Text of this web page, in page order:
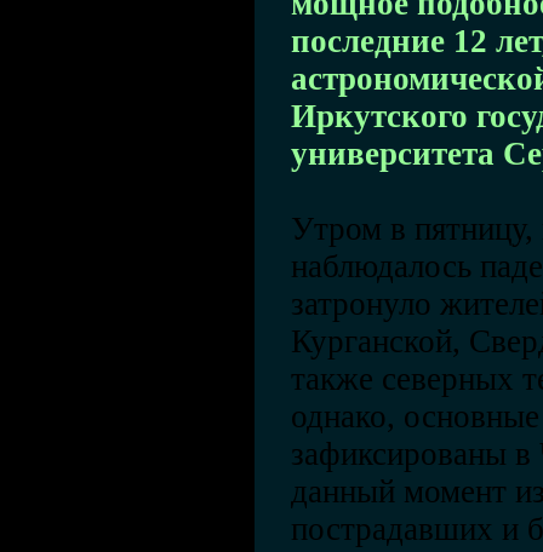
последние 12
Иркутского
университета
Утром в
наблюдалось
затронуло
Курганской,
также северных
однако,
зафиксированы в
данный момент
пострадавших и